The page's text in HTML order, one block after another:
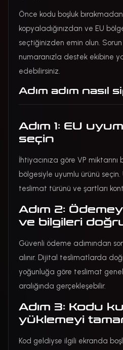
Önce kodu boşluk
kopyaladığınızdan ve EU
seçtiğinizden emin olun.
numaranızla destek ekibine
edebilirsiniz.
Adım adım nasıl
Adım 1: EU
seçin
İhtiyacınıza göre VP
bölgesiyle uyumlu ürünü
teslimat türünü ve şartları
Adım 2:
ve bilgileri
Güvenli ödeme adımından
alınır. Dijital teslimatlarda
yoğunluğa göre teslimat
aralığında gerçekleşebilir.
Adım 3: Kodu
yüklemeyi
Kod geldiyse ilgili ekranda